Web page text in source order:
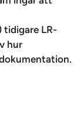
tidigare LR-
hur